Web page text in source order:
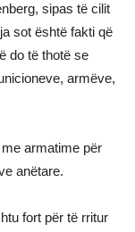
sipas të cilit
sot është fakti që
do të thotë se
armëve,
armatime për
anëtare.
fort për të rritur